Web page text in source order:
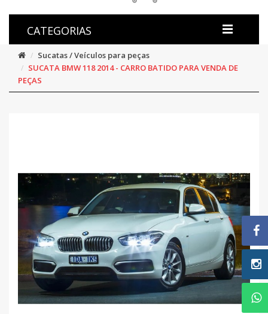
CATEGORIAS
Sucatas / Veículos para peças
SUCATA BMW 118 2014 - CARRO BATIDO PARA VENDA DE
PEÇAS